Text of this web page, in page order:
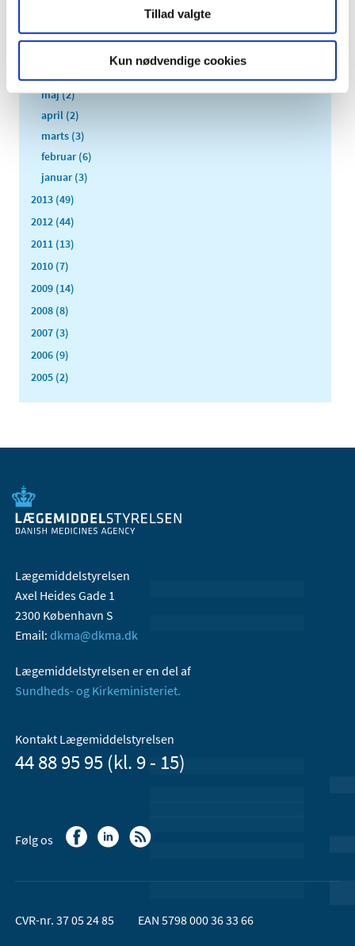
Tillad valgte
Kun nødvendige cookies
august (4)
maj (2)
april (2)
marts (3)
februar (6)
januar (3)
2013 (49)
2012 (44)
2011 (13)
2010 (7)
2009 (14)
2008 (8)
2007 (3)
2006 (9)
2005 (2)
Lægemiddelstyrelsen
Axel Heides Gade 1
2300 København S
Email: dkma@dkma.dk
Lægemiddelstyrelsen er en del af
Sundheds- og Kirkeministeriet.
Kontakt Lægemiddelstyrelsen
44 88 95 95 (kl. 9 - 15)
Følg os
CVR-nr. 37 05 24 85 EAN 5798 000 36 33 66